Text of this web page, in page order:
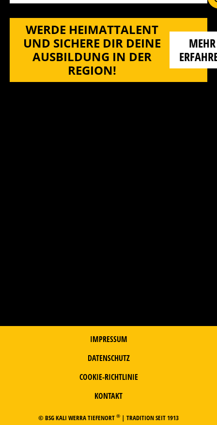
WERDE HEIMATTALENT
UND SICHERE DIR DEINE
AUSBILDUNG IN DER
REGION!
MEHR
IMPRESSUM
DATENSCHUTZ
COOKIE-RICHTLINIE
KONTAKT
© BSG KALI WERRA TIEFENORT ® | TRADITION SEIT 1913